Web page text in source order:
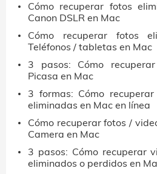
Cómo recuperar fotos
Canon DSLR en Mac
Cómo recuperar fotos
Teléfonos / tabletas en Mac
3 pasos: Cómo
Picasa en Mac
3 formas: Cómo
eliminadas en Mac en línea
Cómo recuperar fotos /
Camera en Mac
3 pasos: Cómo recuperar
eliminados o perdidos en